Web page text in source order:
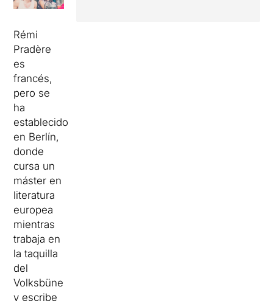
Rémi
Pradère
es
francés,
pero se
ha
establecido
en Berlín,
donde
cursa un
máster en
literatura
europea
mientras
trabaja en
la taquilla
del
Volksbüne
y escribe